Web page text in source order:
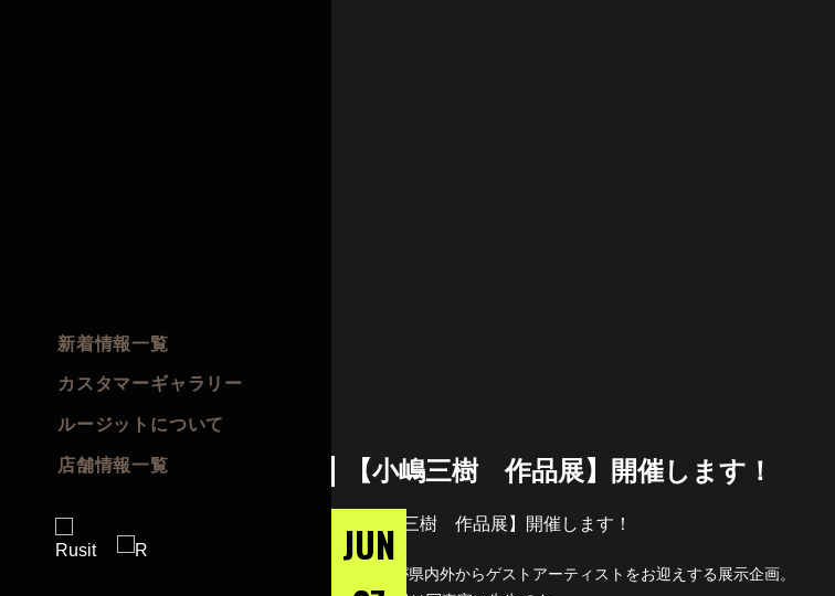
新着情報一覧
カスタマーギャラリー
ルージットについて
店舗情報一覧 【小嶋三樹 作品展】開催します！
JUN
宮川達也が県内外からゲストアーティストをお迎えする展示企画。